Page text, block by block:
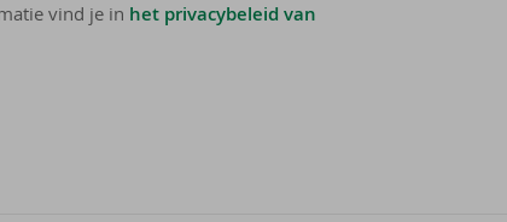
vind je in het privacybeleid van